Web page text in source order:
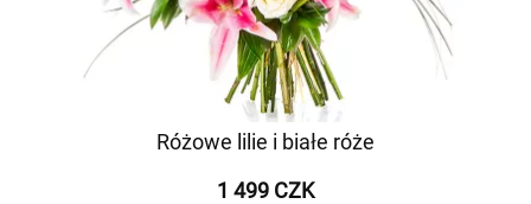
Różowe lilie i białe róże
1 499 CZK